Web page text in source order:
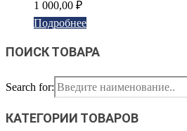
1 000,00 ₽
Подробнее
ПОИСК ТОВАРА
Search for:
КАТЕГОРИИ ТОВАРОВ